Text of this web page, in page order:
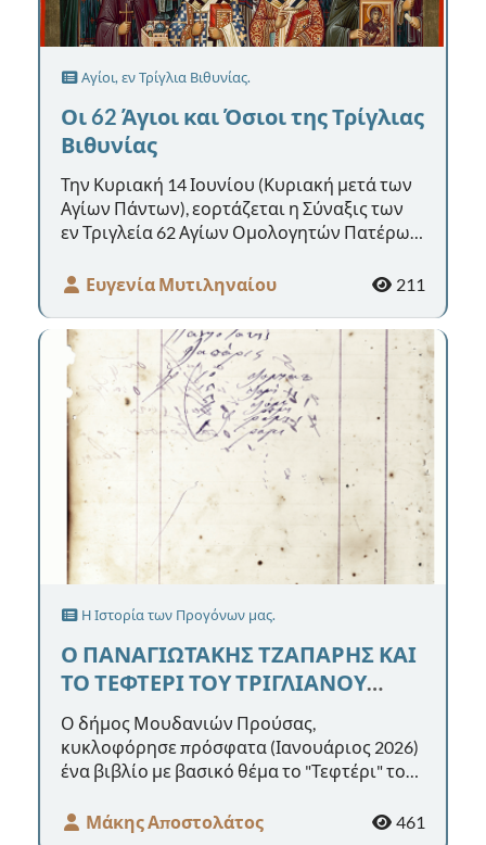
Αγίοι, εν Τρίγλια Βιθυνίας.
Οι 62 Άγιοι και Όσιοι της Τρίγλιας
Βιθυνίας
Την Κυριακή 14 Ιουνίου (Κυριακή μετά των
Αγίων Πάντων), εορτάζεται η Σύναξις των
εν Τριγλεία 62 Αγίων Ομολογητών Πατέρων.
Ευγενία Μυτιληναίου
211
Η Ιστορία των Προγόνων μας.
Ο ΠΑΝΑΓΙΩΤΑΚΗΣ ΤΖΑΠΑΡΗΣ ΚΑΙ
ΤΟ ΤΕΦΤΕΡΙ ΤΟΥ ΤΡΙΓΛΙΑΝΟΥ
ΜΠΑΚΑΛΗ (1879-1880)
Ο δήμος Μουδανιών Προύσας,
κυκλοφόρησε πρόσφατα (Ιανουάριος 2026)
ένα βιβλίο με βασικό θέμα το "Τεφτέρι" του
πο...Μάκης Αποστολάτος 461